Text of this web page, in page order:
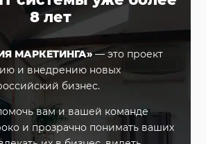
8 лет
МАРКЕТИНГА»— это проект
и внедрению новых
бизнес.
вам и вашей команде
и прозрачно понимать ваших